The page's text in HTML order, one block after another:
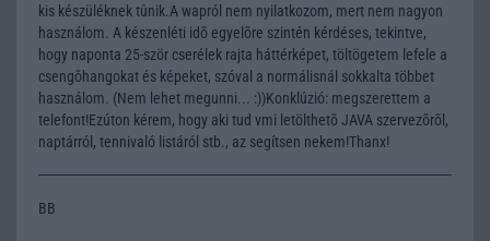
kis készüléknek tûnik.A wapról nem nyilatkozom, mert nem nagyon
használom. A készenléti idõ egyelõre szintén kérdéses, tekintve,
hogy naponta 25-ször cserélek rajta háttérképet, töltögetem lefele a
csengõhangokat és képeket, szóval a normálisnál sokkalta többet
használom. (Nem lehet megunni... :))Konklúzió: megszerettem a
telefont!Ezúton kérem, hogy aki tud vmi letölthetõ JAVA szervezõrõl,
naptárról, tennivaló listáról stb., az segítsen nekem!Thanx!
BB